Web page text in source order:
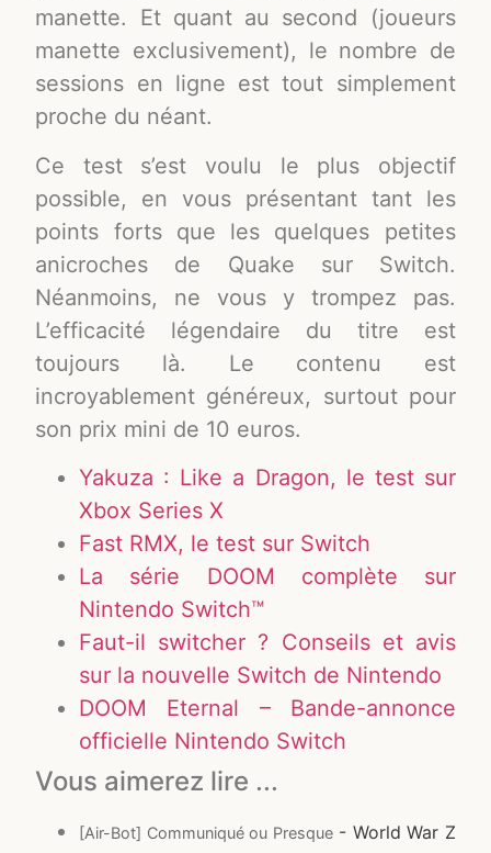
manette. Et quant au second (joueurs
manette exclusivement), le nombre de
sessions en ligne est tout simplement
proche du néant.
Ce test s’est voulu le plus objectif
possible, en vous présentant tant les
points forts que les quelques petites
anicroches de Quake sur Switch.
Néanmoins, ne vous y trompez pas.
L’efficacité légendaire du titre est
toujours là. Le contenu est
incroyablement généreux, surtout pour
son prix mini de 10 euros.
Yakuza : Like a Dragon, le test sur
Xbox Series X
Fast RMX, le test sur Switch
La série DOOM complète sur
Nintendo Switch™
Faut-il switcher ? Conseils et avis
sur la nouvelle Switch de Nintendo
DOOM Eternal – Bande-annonce
officielle Nintendo Switch
Vous aimerez lire ...
[Air-Bot] Communiqué ou Presque- World War Z